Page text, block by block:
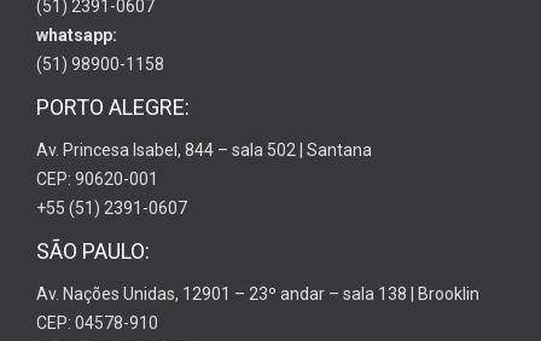
(51) 2391-0607
whatsapp:
(51) 98900-1158
PORTO ALEGRE:
Av. Princesa Isabel, 844 – sala 502 | Santana
CEP: 90620-001
+55 (51) 2391-0607
SÃO PAULO:
Av. Nações Unidas, 12901 – 23º andar – sala 138 | Brooklin
CEP: 04578-910